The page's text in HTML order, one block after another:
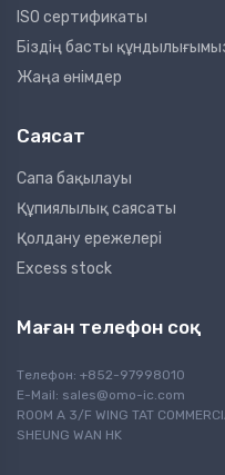
ISO сертификаты
Біздің басты
Жаңа өнімдер
Саясат
Сапа бақылауы
Құпиялылық саясаты
Қолдану ережелері
Excess stock
Маған телефон соқ
Телефон: +852-97998010
E-Mail: sales@omo-ic.com
ROOM A 3/F WING TAT
SHEUNG WAN HK